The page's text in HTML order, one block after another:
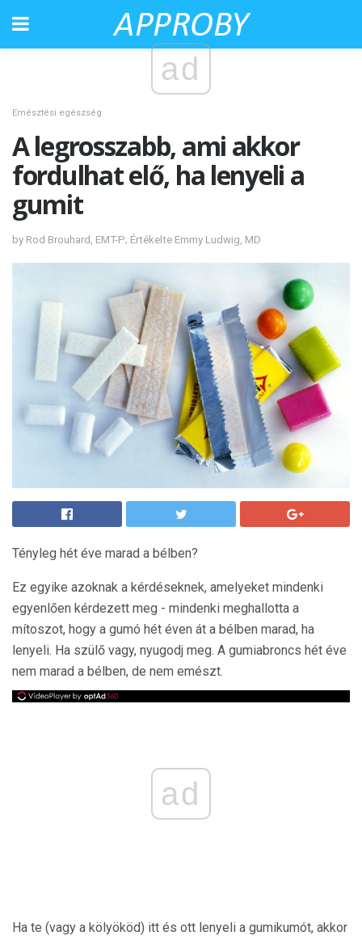
ad
Emésztési egészség
A legrosszabb, ami akkor
fordulhat elő, ha lenyeli a
gumit
by Rod Brouhard, EMT-P; Értékelte Emmy Ludwig, MD
Tényleg hét éve marad a bélben?
Ez egyike azoknak a kérdéseknek, amelyeket mindenki
egyenlően kérdezett meg - mindenki meghallotta a
mítoszot, hogy a gumó hét éven át a bélben marad, ha
lenyeli. Ha szülő vagy, nyugodj meg. A gumiabroncs hét éve
nem marad a bélben, de nem emészt.
ad
Ha te (vagy a kölyököd) itt és ott lenyeli a gumikumót, akkor